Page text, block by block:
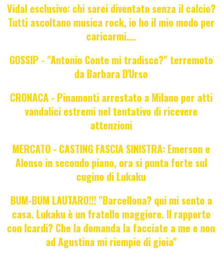
Vidal esclusivo: chi sarei diventato senza il calcio?
Tutti ascoltano musica rock, io ho il mio modo per
caricarmi....
GOSSIP - "Antonio Conte mi tradisce?" terremoto
da Barbara D'Urso
CRONACA - Pinamonti arrestato a Milano per atti
vandalici estremi nel tentativo di ricevere
attenzioni
MERCATO - CASTING FASCIA SINISTRA: Emerson e
Alonso in secondo piano, ora si punta forte sul
cugino di Lukaku
BUM-BUM LAUTARO!!! "Barcellona? qui mi sento a
casa. Lukaku è un fratello maggiore. Il rapporto
con Icardi? Che la domanda la facciate a me e non
ad Agustina mi riempie di gioia"